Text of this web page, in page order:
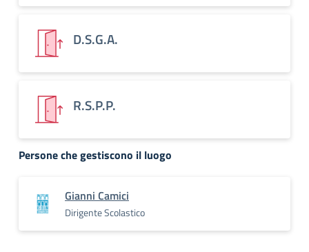
D.S.G.A.
R.S.P.P.
Persone che gestiscono il luogo
Gianni Camici
Dirigente Scolastico